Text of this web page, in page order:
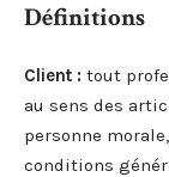
Définitions
Client : tout
au sens des
personne
conditions